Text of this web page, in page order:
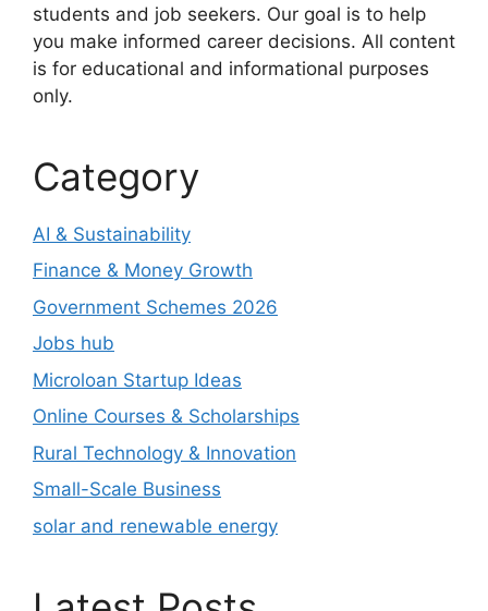
students and job seekers. Our goal is to help
you make informed career decisions. All content
is for educational and informational purposes
only.
Category
AI & Sustainability
Finance & Money Growth
Government Schemes 2026
Jobs hub
Microloan Startup Ideas
Online Courses & Scholarships
Rural Technology & Innovation
Small-Scale Business
solar and renewable energy